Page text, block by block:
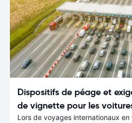
Dispositifs de péage et
de vignette pour les
Lors de voyages internationaux